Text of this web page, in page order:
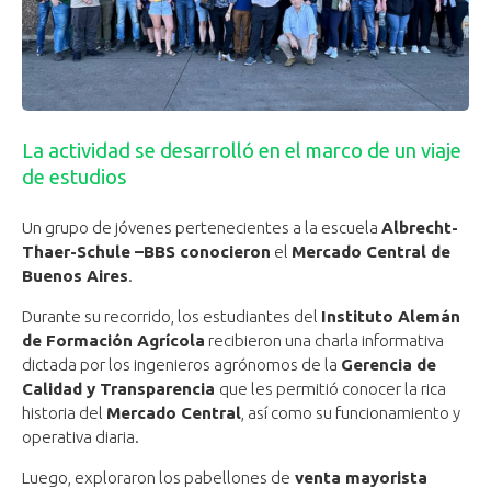
La actividad se desarrolló en el marco de un viaje
de estudios
Un grupo de jóvenes pertenecientes a la escuela Albrecht-
Thaer-Schule –BBS conocieron el Mercado Central de
Buenos Aires.
Durante su recorrido, los estudiantes del Instituto Alemán
de Formación Agrícola recibieron una charla informativa
dictada por los ingenieros agrónomos de la Gerencia de
Calidad y Transparencia que les permitió conocer la rica
historia del Mercado Central , así como su funcionamiento y
operativa diaria.
Luego, exploraron los pabellones de venta mayorista